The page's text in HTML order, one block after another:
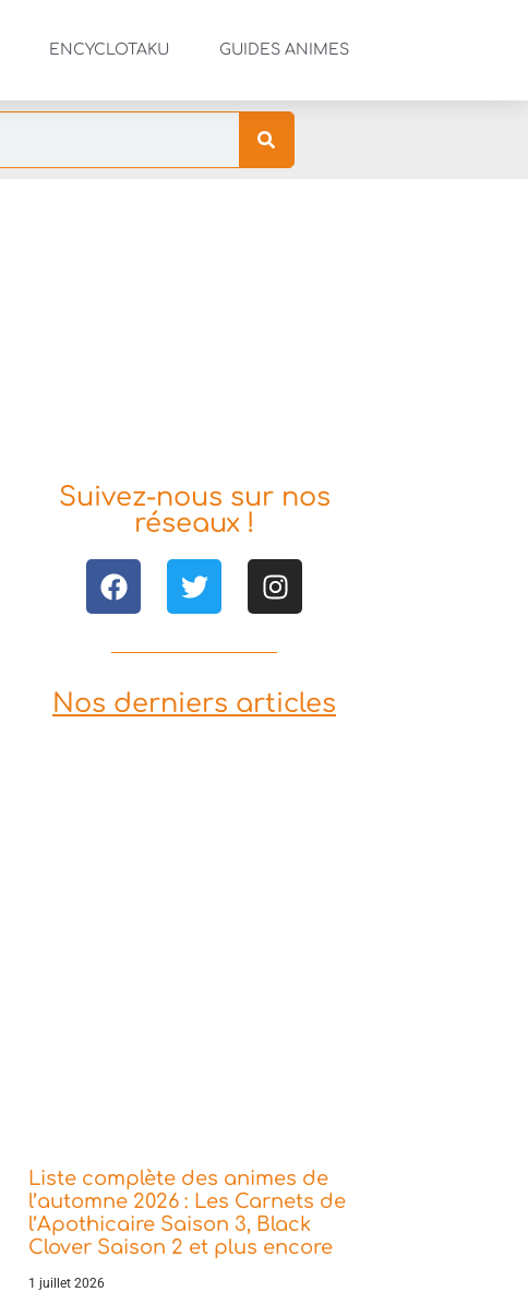
ENCYCLOTAKU GUIDES ANIMES
Suivez-nous sur nos
réseaux !
Nos derniers articles
Liste complète des animes de
l’automne 2026 : Les Carnets de
l’Apothicaire Saison 3, Black
Clover Saison 2 et plus encore
1 juillet 2026